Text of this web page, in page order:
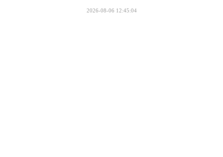
2026-08-06 12:45:04